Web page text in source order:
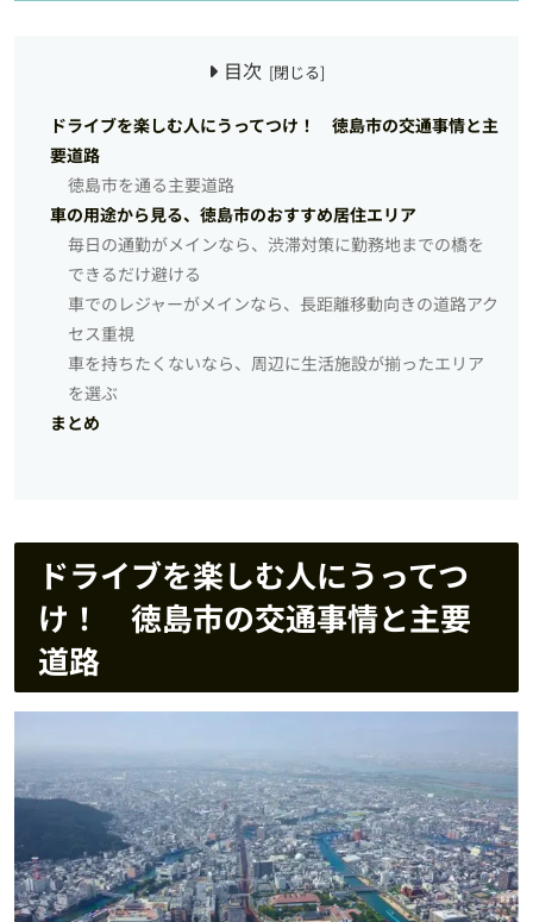
目次
ドライブを楽しむ人にうってつけ！ 徳島市の交通事情と主
要道路
徳島市を通る主要道路
車の用途から見る、徳島市のおすすめ居住エリア
毎日の通勤がメインなら、渋滞対策に勤務地までの橋を
できるだけ避ける
車でのレジャーがメインなら、長距離移動向きの道路アク
セス重視
車を持ちたくないなら、周辺に生活施設が揃ったエリア
を選ぶ
まとめ
ドライブを楽しむ人にうってつ
け！ 徳島市の交通事情と主要
道路